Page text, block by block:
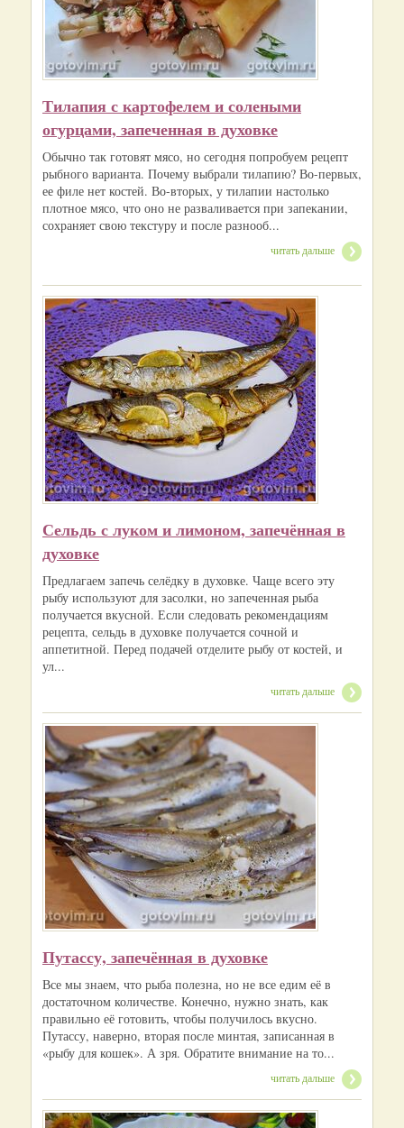
Тилапия с картофелем и солеными
огурцами, запеченная в духовке
Обычно так готовят мясо, но сегодня попробуем рецепт
рыбного варианта. Почему выбрали тилапию? Во-первых,
ее филе нет костей. Во-вторых, у тилапии настолько
плотное мясо, что оно не разваливается при запекании,
сохраняет свою текстуру и после разнооб...
читать дальше
Сельдь с луком и лимоном, запечённая в
духовке
Предлагаем запечь селёдку в духовке. Чаще всего эту
рыбу используют для засолки, но запеченная рыба
получается вкусной. Если следовать рекомендациям
рецепта, сельдь в духовке получается сочной и
аппетитной. Перед подачей отделите рыбу от костей, и
ул...
читать дальше
Путассу, запечённая в духовке
Все мы знаем, что рыба полезна, но не все едим её в
достаточном количестве. Конечно, нужно знать, как
правильно её готовить, чтобы получилось вкусно.
Путассу, наверно, вторая после минтая, записанная в
«рыбу для кошек». А зря. Обратите внимание на то...
читать дальше